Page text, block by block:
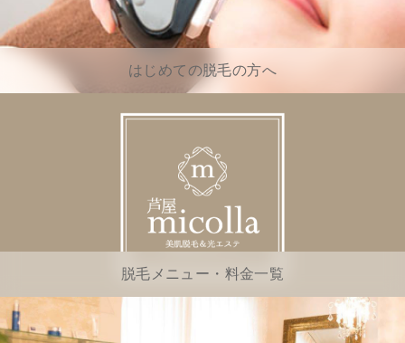
はじめての脱毛の方へ
脱毛メニュー・料金一覧